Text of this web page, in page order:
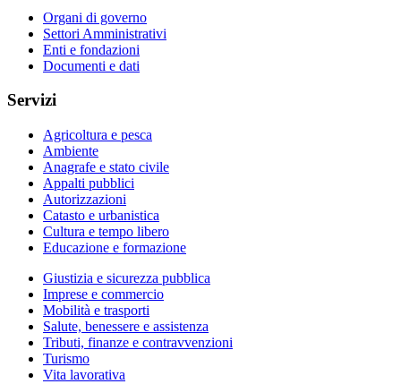
Organi di governo
Settori Amministrativi
Enti e fondazioni
Documenti e dati
Servizi
Agricoltura e pesca
Ambiente
Anagrafe e stato civile
Appalti pubblici
Autorizzazioni
Catasto e urbanistica
Cultura e tempo libero
Educazione e formazione
Giustizia e sicurezza pubblica
Imprese e commercio
Mobilità e trasporti
Salute, benessere e assistenza
Tributi, finanze e contravvenzioni
Turismo
Vita lavorativa